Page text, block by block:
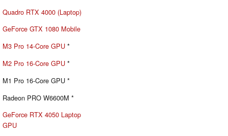
Quadro RTX 4000 (Laptop)
GeForce GTX 1080 Mobile
M3 Pro 14-Core GPU *
M2 Pro 16-Core GPU *
M1 Pro 16-Core GPU *
Radeon PRO W6600M *
GeForce RTX 4050 Laptop
GPU